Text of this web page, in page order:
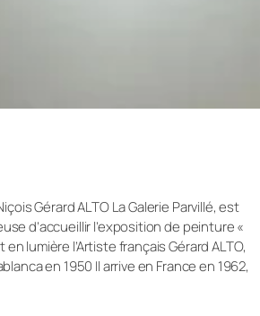
Gérard ALTO La Galerie Parvillé, est
d’accueillir l’exposition de peinture «
lumière l’Artiste français Gérard ALTO,
en 1950 Il arrive en France en 1962,